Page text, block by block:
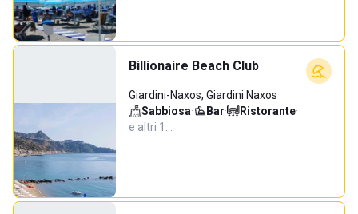
Billionaire Beach Club
Giardini-Naxos, Giardini Naxos
Sabbiosa· Bar· Ristorante·
e altri 1…